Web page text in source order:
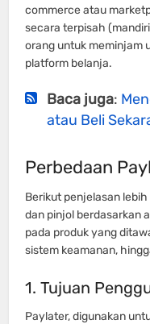
commerce atau
secara terpisah
orang untuk meminjam
platform belanja.
Baca juga:
atau Beli
Perbedaan
Berikut penjelasan
dan pinjol berdasarkan
pada produk yang
sistem keamanan,
1. Tujuan
Paylater, digunakan